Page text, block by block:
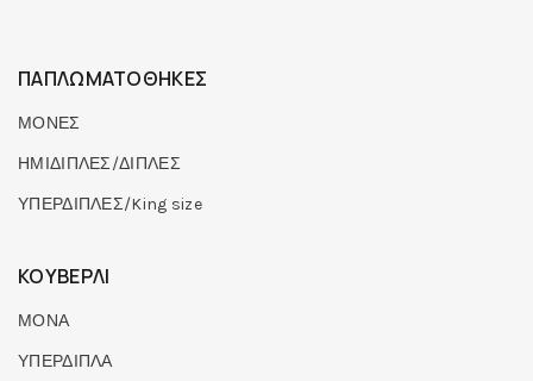
ΠΑΠΛΩΜΑΤΟΘΗΚΕΣ
ΜΟΝΕΣ
ΗΜΙΔΙΠΛΕΣ/ΔΙΠΛΕΣ
ΥΠΕΡΔΙΠΛΕΣ/King size
ΚΟΥΒΕΡΛΙ
ΜΟΝΑ
ΥΠΕΡΔΙΠΛΑ